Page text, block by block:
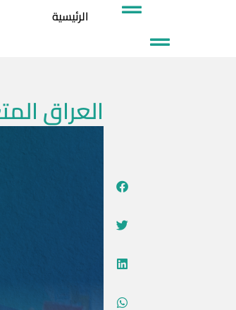
الرئيسية
العراق